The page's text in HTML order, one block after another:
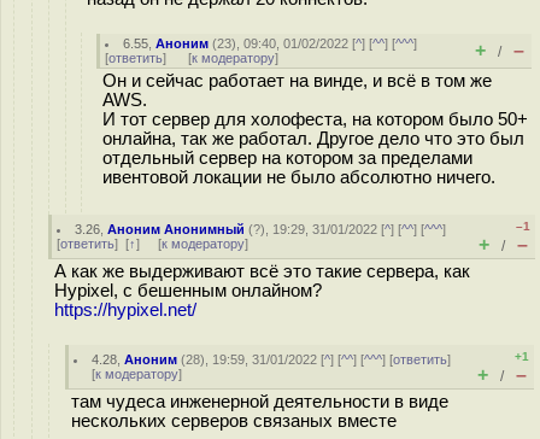
6.55 ,Аноним (23), 09:40, 01/02/2022 [^] [^^] [^^^]
[ответить] [к модератору] + / –
Он и сейчас работает на винде, и всё в том же
AWS.
И тот сервер для холофеста, на котором было 50+
онлайна, так же работал. Другое дело что это был
отдельный сервер на котором за пределами
ивентовой локации не было абсолютно ничего.
3.26 ,Аноним Анонимный (?), 19:29, 31/01/2022 [^] [^^] [^^^]
[ответить] [↑] [к модератору]
–1
+ / –
А как же выдерживают всё это такие сервера, как
Hypixel, с бешенным онлайном?
https://hypixel.net/
4.28 ,Аноним (28), 19:59, 31/01/2022 [^] [^^] [^^^] [ответить]
[к модератору]
+1
+ / –
там чудеса инженерной деятельности в виде
нескольких серверов связаных вместе